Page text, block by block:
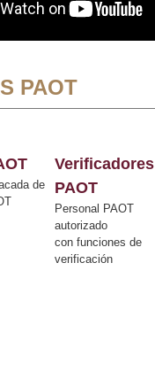
PAOT
de
Verificadores
PAOT
Personal PAOT
autorizado
con funciones de
verificación